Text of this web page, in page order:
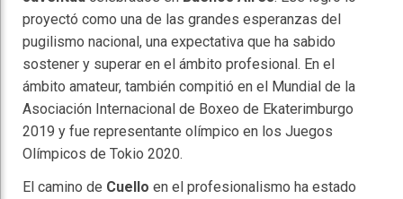
proyectó como una de las grandes esperanzas del
pugilismo nacional, una expectativa que ha sabido
sostener y superar en el ámbito profesional. En el
ámbito amateur, también compitió en el Mundial de la
Asociación Internacional de Boxeo de Ekaterimburgo
2019 y fue representante olímpico en los Juegos
Olímpicos de Tokio 2020.
El camino de Cuello en el profesionalismo ha estado